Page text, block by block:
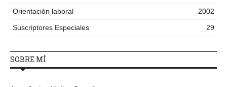
Orientación laboral
2002
Suscriptores Especiales
29
SOBRE MÍ